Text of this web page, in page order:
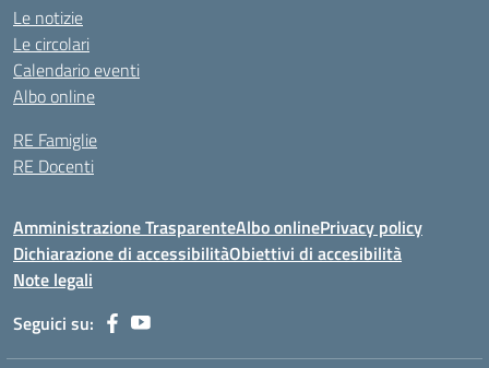
Le notizie
Le circolari
Calendario eventi
Albo online
RE Famiglie
RE Docenti
Amministrazione TrasparenteAlbo onlinePrivacy policy
Dichiarazione di accessibilitàObiettivi di accesibilità
Note legali
Seguici su: